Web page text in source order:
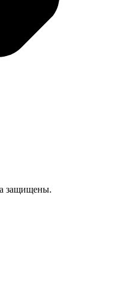
защищены.